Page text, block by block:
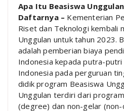
Apa Itu Beasiswa
Daftarnya – Kementerian
Riset dan Teknologi kembali
Unggulan untuk tahun 2023.
adalah pemberian biaya
Indonesia kepada putra-
Indonesia pada perguruan
didik program Beasiswa
Unggulan terdiri dari
(degree) dan non-gelar